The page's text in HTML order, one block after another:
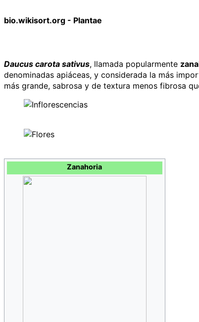
bio.wikisort.org - Plantae
Daucus carota sativus, llamada popularmente
denominadas apiáceas, y considerada la más
más grande, sabrosa y de textura menos fibrosa
Zanahoria